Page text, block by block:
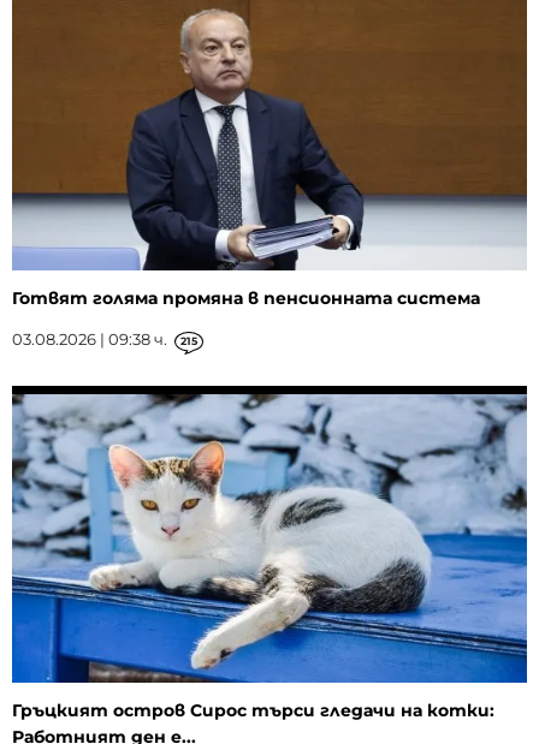
Готвят голяма промяна в пенсионната система
03.08.2026 | 09:38 ч. 215
Гръцкият остров Сирос търси гледачи на котки:
Работният ден е...